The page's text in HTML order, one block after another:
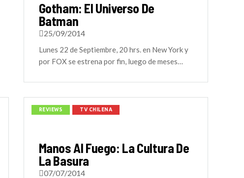
Gotham: El Universo De
Batman
25/09/2014
Lunes 22 de Septiembre, 20 hrs. en New York y
por FOX se estrena por fin, luego de meses…
REVIEWS TV CHILENA
Manos Al Fuego: La Cultura De
La Basura
07/07/2014